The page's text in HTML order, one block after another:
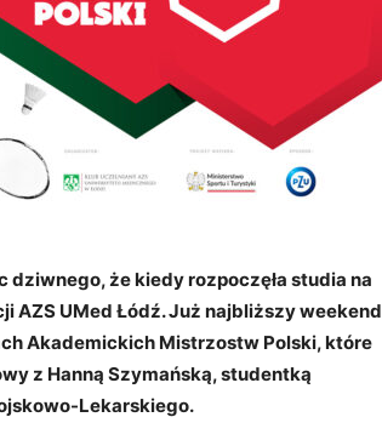
że kiedy rozpoczęła studia na
AZS UMed Łódź. Już najbliższy weekend
Akademickich Mistrzostw Polski, które
z Hanną Szymańską, studentką
Lekarskiego.